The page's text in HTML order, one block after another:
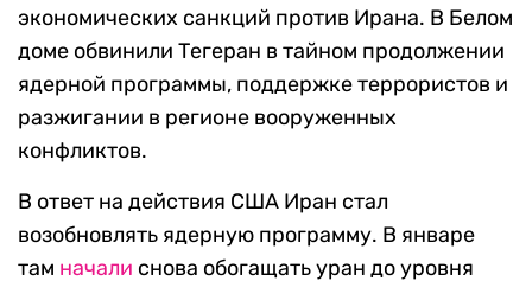
экономических санкций против Ирана. В Белом
доме обвинили Тегеран в тайном продолжении
ядерной программы, поддержке террористов и
разжигании в регионе вооруженных
конфликтов.
В ответ на действия США Иран стал
возобновлять ядерную программу. В январе
там начали снова обогащать уран до уровня